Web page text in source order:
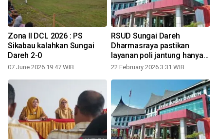
Zona II DCL 2026 : PS
Sikabau kalahkan Sungai
Dareh 2-0
07 June 2026 19:47 WIB
RSUD Sungai Dareh
Dharmasraya pastikan
layanan poli jantung hanya
tutup sementara, April
22 February 2026 3:31 WIB